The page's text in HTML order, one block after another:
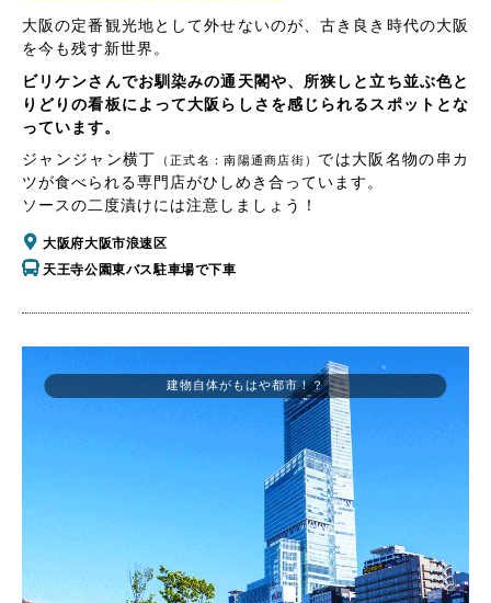
大阪の定番観光地として外せないのが、古き良き時代の大阪
を今も残す新世界。
ビリケンさんでお馴染みの通天閣や、所狭しと立ち並ぶ色と
りどりの看板によって大阪らしさを感じられるスポットとな
っています。
ジャンジャン横丁
（正式名：南陽通商店街） では大阪名物の串カ
ツが食べられる専門店がひしめき合っています。
ソースの二度漬けには注意しましょう！
大阪府大阪市浪速区
天王寺公園東バス駐車場で下車
建物自体がもはや都市！？